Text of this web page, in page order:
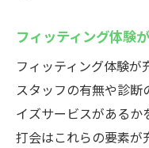
を得る方法
イベント特
換えるコツ
買取サービ
ト
フィッティング体験
フィッティング体験
スタッフの有無や診断
イズサービスがあるか
打会はこれらの要素が